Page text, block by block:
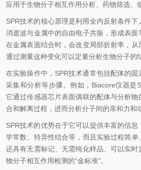
应用于生物分子相互作用分析、药物筛选、
SPR技术的核心原理是利用全内反射条件下
消逝波与金属中的自由电子共振，形成表
在金属表面结合时，会改变局部折射率，从
通过测量这种变化可以定量分析生物分子的
在实验操作中， SPR技术通常包括配体的固
采集和分析等步骤。例如， Biacore仪器是
它通过传感器芯片表面偶联的配体与分析
合和解离过程，进而分析分子间的亲和力和
SPR技术的优势在于它可以提供丰富的信息
学常数、特异性结合等，而且实验过程简单
还具有无需标记、无需纯化样品、可以实时
物分子相互作用检测的“金标准"。